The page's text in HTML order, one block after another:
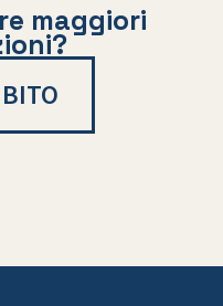
maggiori